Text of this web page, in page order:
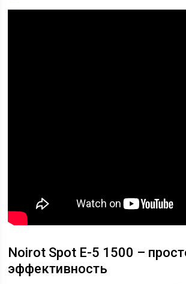
Noirot Spot E-5 1500 –
эффективность